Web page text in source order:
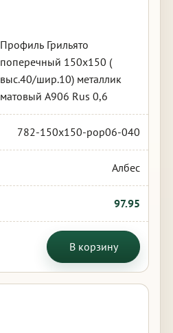
Профиль Грильято
поперечный 150х150 (
выс.40/шир.10) металлик
матовый А906 Rus 0,6
782-150x150-pop06-040
Албес
97.95
В корзину